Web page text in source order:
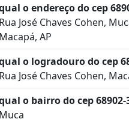
o endereço do cep
Rua José Chaves Cohen,
Macapá, AP
o logradouro do cep
Rua José Chaves Cohen,
o bairro do cep 68902-
Muca